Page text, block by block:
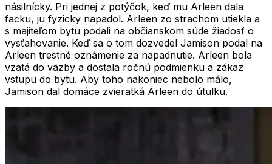
násilnícky. Pri jednej z potýčok, keď mu Arleen dala
facku, ju fyzicky napadol. Arleen zo strachom utiekla a
s majiteľom bytu podali na občianskom súde žiadosť o
vysťahovanie. Keď sa o tom dozvedel Jamison podal na
Arleen trestné oznámenie za napadnutie. Arleen bola
vzatá do väzby a dostala ročnú podmienku a zákaz
vstupu do bytu. Aby toho nakoniec nebolo málo,
Jamison dal domáce zvieratká Arleen do útulku.